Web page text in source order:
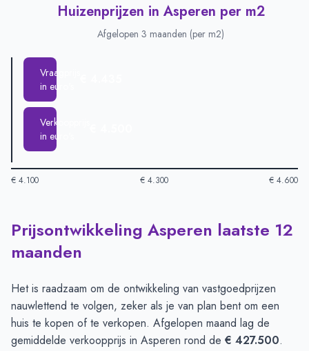
Huizenprijzen in Asperen per m2
Afgelopen 3 maanden (per m2)
Vraagprijs
in euro's
Verkoopprijs
in euro's
€ 4.100 € 4.300 € 4.600
Huizenprijzen in Asperen per m2-Afgelopen 3 maanden (per
Type
Vraagprijs in euro's
Verkoopprijs in euro's
€ 4.500
Prijsontwikkeling Asperen laatste 12
maanden
Het is raadzaam om de ontwikkeling van vastgoedprijzen
nauwlettend te volgen, zeker als je van plan bent om een
huis te kopen of te verkopen. Afgelopen maand lag de
gemiddelde verkoopprijs in Asperen rond de € 427.500.